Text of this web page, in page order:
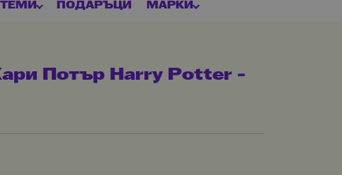
ТЕМИ ПОДАРЪЦИ МАРКИ
Потър Harry Potter -